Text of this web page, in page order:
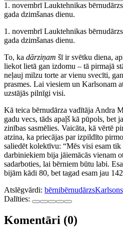
1. novembrī Lauktehnikas
gada dzimšanas dienu.
1. novembrī Lauktehnikas
gada dzimšanas dienu.
To, ka dārziņam šī ir svētku diena,
liekot lietā gan izdomu – tā pirmajā
neļauj milzu torte ar vienu svecīti,
prasmes. Lai viesiem un Karlsonam
uzstājās pilnīgi visi.
Kā teica bērnudārza vadītāja Andra
gadu vecs, tāds apaļš kā pūpols, bet
zinības sasmēlies. Vaicāta, kā vērtē
atzina, ka priecājas par izpildīto
saliedēt kolektīvu: “Mēs visi esam tik
darbiniekiem bija jāiemācās vienam
sadarboties, lai bērniem būtu labi.
bijām kādi 80, bet tagad esam jau
Atslēgvārdi: bērnibērnudārzsKarlsons
Dalīties:
Komentāri (0)